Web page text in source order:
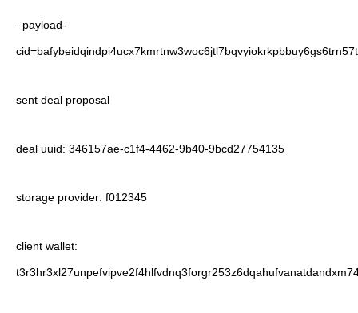
–payload-
sent deal proposal
deal uuid: 346157ae-c1f4-4462-9b40-9bcd27754135
storage provider: f012345
client wallet: